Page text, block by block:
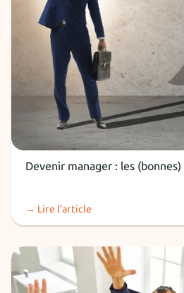
Devenir manager
Devenir manager : les
→ Lire l’article